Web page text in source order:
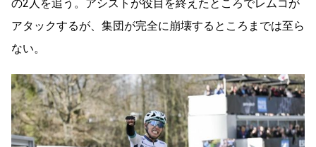
の2人を追う。アシストが役目を終えたところでレムコが
アタックするが、集団が完全に崩壊するところまでは至ら
ない。